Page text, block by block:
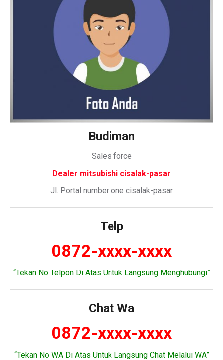
Budiman
Sales force
Dealer mitsubishi cisalak-pasar
Jl. Portal number one cisalak-pasar
Telp
0872-xxxx-xxxx
“Tekan No Telpon Di Atas Untuk Langsung Menghubungi”
Chat Wa
0872-xxxx-xxxx
“Tekan No WA Di Atas Untuk Langsung Chat Melalui WA”